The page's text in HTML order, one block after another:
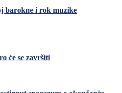
barokne i rok muzike
će se završiti